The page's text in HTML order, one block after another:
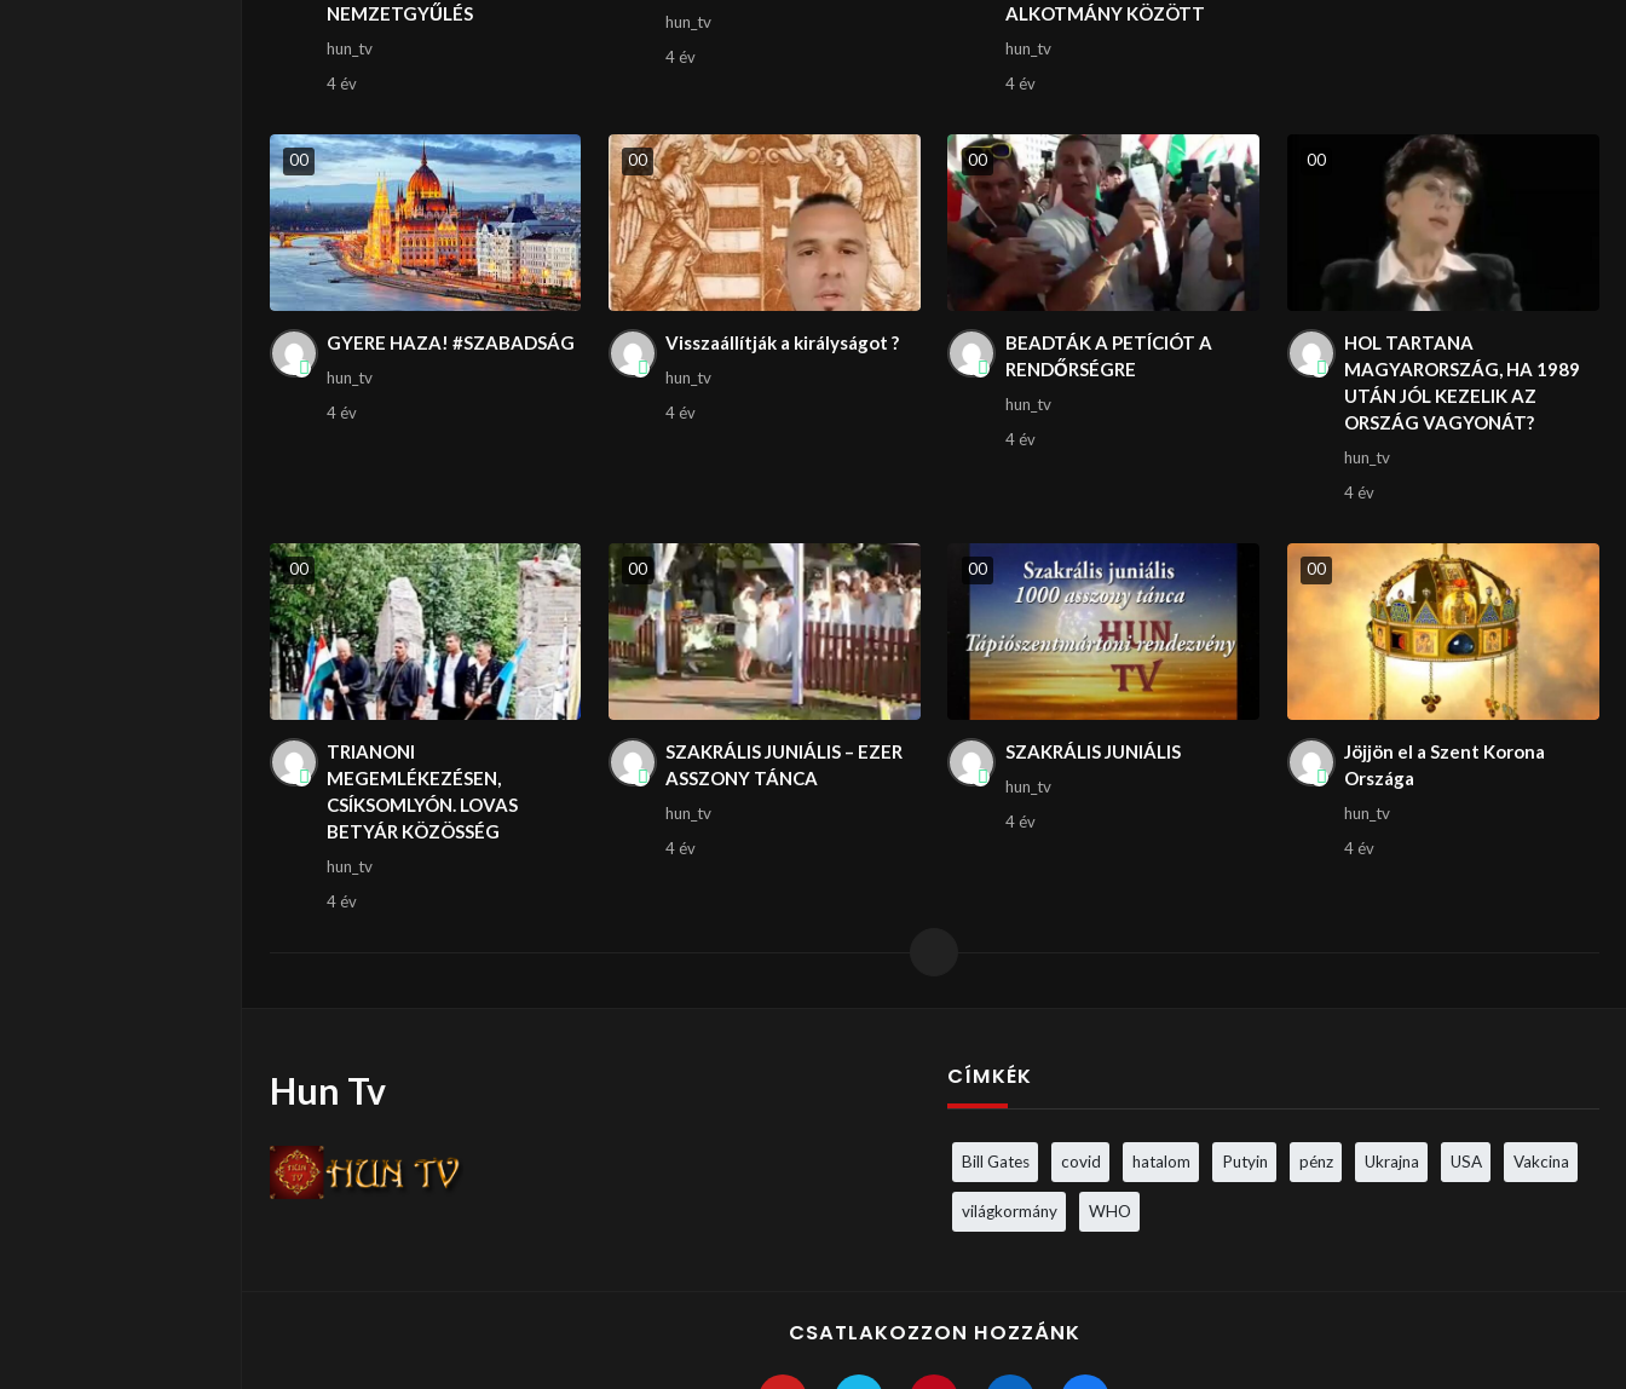
NEMZETGYŰLÉS
hun_tv
4 év
hun_tv
4 év
ALKOTMÁNY KÖZÖTT
hun_tv
4 év
00
GYERE HAZA! #SZABADSÁG
hun_tv
4 év
00
Visszaállítják a királyságot ?
hun_tv
4 év
00
BEADTÁK A PETÍCIÓT A
RENDŐRSÉGRE
hun_tv
4 év
00
HOL TARTANA
MAGYARORSZÁG, HA 1989
UTÁN JÓL KEZELIK AZ
ORSZÁG VAGYONÁT?
hun_tv
4 év
00
TRIANONI
MEGEMLÉKEZÉSEN,
CSÍKSOMLYÓN. LOVAS
BETYÁR KÖZÖSSÉG
hun_tv
4 év
00
SZAKRÁLIS JUNIÁLIS – EZER
ASSZONY TÁNCA
hun_tv
4 év
00
SZAKRÁLIS JUNIÁLIS
hun_tv
4 év
00
Jöjjön el a Szent Korona
Országa
hun_tv
4 év
Hun Tv CÍMKÉK
Bill Gates covid hatalom Putyin pénz Ukrajna USA Vakcina
világkormány WHO
CSATLAKOZZON HOZZÁNK